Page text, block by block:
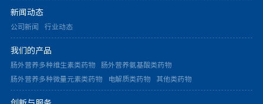
新闻动态
公司新闻 行业动态
我们的产品
肠外营养多种维生素类药物
肠外营养氨基酸类药物
肠外营养多种微量元素类药物
电解质类药物 其他类药物